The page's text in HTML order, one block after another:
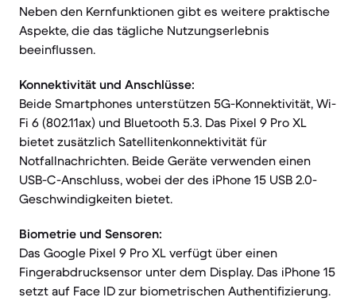
Neben den Kernfunktionen gibt es weitere praktische
Aspekte, die das tägliche Nutzungserlebnis
beeinflussen.
Konnektivität und Anschlüsse:
Beide Smartphones unterstützen 5G-Konnektivität, Wi-
Fi 6 (802.11ax) und Bluetooth 5.3. Das Pixel 9 Pro XL
bietet zusätzlich Satellitenkonnektivität für
Notfallnachrichten. Beide Geräte verwenden einen
USB-C-Anschluss, wobei der des iPhone 15 USB 2.0-
Geschwindigkeiten bietet.
Biometrie und Sensoren:
Das Google Pixel 9 Pro XL verfügt über einen
Fingerabdrucksensor unter dem Display. Das iPhone 15
setzt auf Face ID zur biometrischen Authentifizierung.